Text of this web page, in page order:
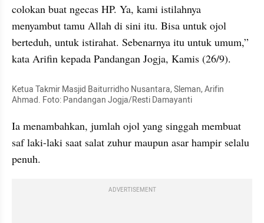
colokan buat ngecas HP. Ya, kami istilahnya
menyambut tamu Allah di sini itu. Bisa untuk ojol
berteduh, untuk istirahat. Sebenarnya itu untuk umum,”
kata Arifin kepada Pandangan Jogja, Kamis (26/9).
Ketua Takmir Masjid Baiturridho Nusantara, Sleman, Arifin
Ahmad. Foto: Pandangan Jogja/Resti Damayanti
Ia menambahkan, jumlah ojol yang singgah membuat
saf laki-laki saat salat zuhur maupun asar hampir selalu
penuh.
ADVERTISEMENT